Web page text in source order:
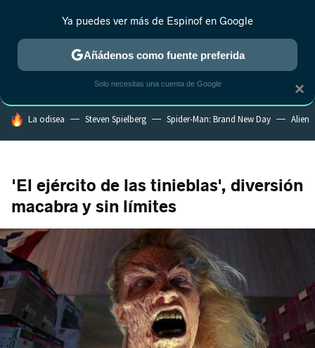
MENÚ NUEVO
ESTRENOS REALITY ANIME RANKINGS CINE
HOY SE HABLA DE
La odisea Steven Spielberg Spider-Man: Brand New Day Alien
'El ejército de las tinieblas', diversión
macabra y sin límites
×
Ya puedes ver más de Espinof en Google
Añádenos como fuente preferida
Solo necesitas una cuenta de Google